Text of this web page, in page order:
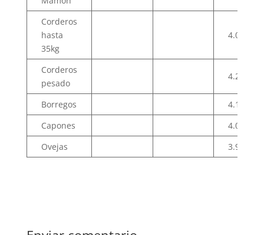
Corderos
hasta
35kg
4.03
Corderos
pesado
4.21
Borregos
4.10
Capones
4.00
Ovejas
3.92